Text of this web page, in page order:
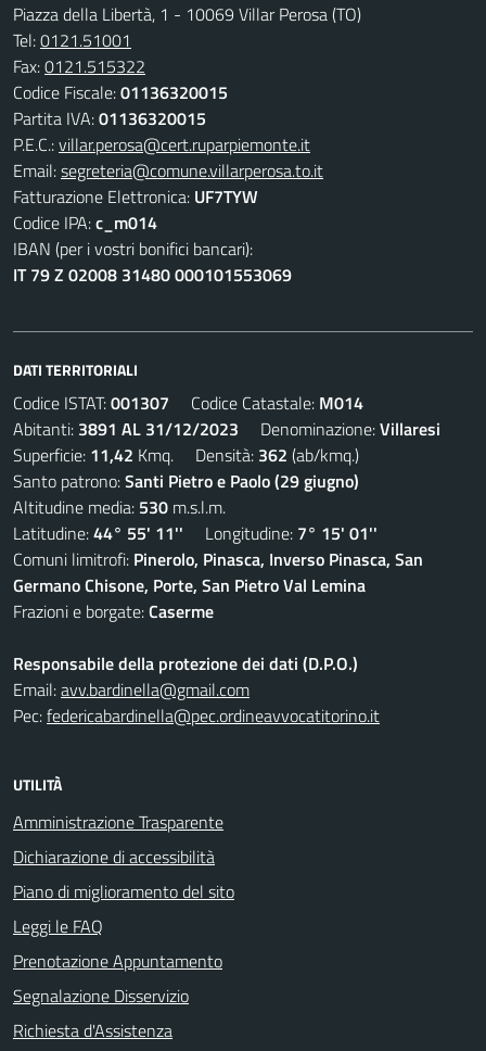
Piazza della Libertà, 1 - 10069 Villar Perosa (TO)
Tel:0121.51001
Fax:0121.515322
Codice Fiscale:01136320015
Partita IVA:01136320015
P.E.C.:villar.perosa@cert.ruparpiemonte.it
Email:segreteria@comune.villarperosa.to.it
Fatturazione Elettronica: UF7TYW
Codice IPA:c_m014
IBAN (per i vostri bonifici bancari):
IT 79 Z 02008 31480 000101553069
DATI TERRITORIALI
Codice ISTAT:001307 Codice Catastale: M014
Abitanti: 3891 AL 31/12/2023 Denominazione:Villaresi
Superficie: 11,42 Kmq. Densità: 362 (ab/kmq.)
Santo patrono:Santi Pietro e Paolo (29 giugno)
Altitudine media: 530 m.s.l.m.
Latitudine:44° 55' 11'' Longitudine: 7° 15' 01''
Comuni limitrofi: Pinerolo, Pinasca, Inverso Pinasca, San
Germano Chisone, Porte, San Pietro Val Lemina
Frazioni e borgate:Caserme
Responsabile della protezione dei dati (D.P.O.)
Email:avv.bardinella@gmail.com
Pec:federicabardinella@pec.ordineavvocatitorino.it
UTILITÀ
Amministrazione Trasparente
Dichiarazione di accessibilità
Piano di miglioramento del sito
Leggi le FAQ
Prenotazione Appuntamento
Segnalazione Disservizio
Richiesta d'Assistenza